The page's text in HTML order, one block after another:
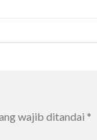
wajib ditandai *